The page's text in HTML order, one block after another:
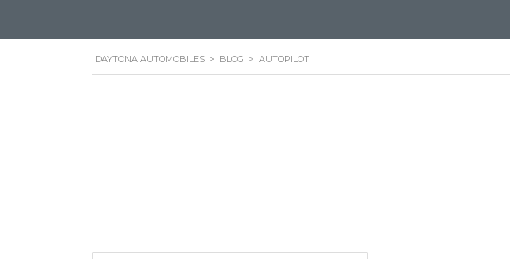
DAYTONA AUTOMOBILES > BLOG > AUTOPILOT